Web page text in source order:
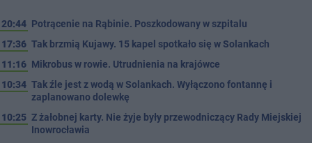
20:44 Potrącenie na Rąbinie. Poszkodowany w szpitalu
17:36 Tak brzmią Kujawy. 15 kapel spotkało się w Solankach
11:16 Mikrobus w rowie. Utrudnienia na krajówce
10:34 Tak źle jest z wodą w Solankach. Wyłączono fontannę i
zaplanowano dolewkę
10:25 Z żałobnej karty. Nie żyje były przewodniczący Rady Miejskiej
Inowrocławia